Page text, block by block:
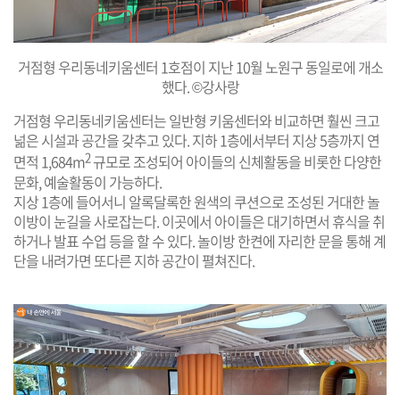
거점형 우리동네키움센터 1호점이 지난 10월 노원구 동일로에 개소
했다. ©강사랑
거점형 우리동네키움센터는 일반형 키움센터와 비교하면 훨씬 크고
넒은 시설과 공간을 갖추고 있다. 지하 1층에서부터 지상 5층까지 연
면적 1,684m2규모로 조성되어 아이들의 신체활동을 비롯한 다양한
문화, 예술활동이 가능하다.
지상 1층에 들어서니 알록달록한 원색의 쿠션으로 조성된 거대한 놀
이방이 눈길을 사로잡는다. 이곳에서 아이들은 대기하면서 휴식을 취
하거나 발표 수업 등을 할 수 있다. 놀이방 한켠에 자리한 문을 통해 계
단을 내려가면 또다른 지하 공간이 펼쳐진다.